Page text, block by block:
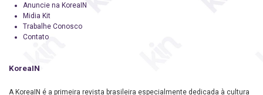
Anuncie na KoreaIN
Midia Kit
Trabalhe Conosco
Contato
KoreaIN
A KoreaIN é a primeira revista brasileira especialmente dedicada à cultura